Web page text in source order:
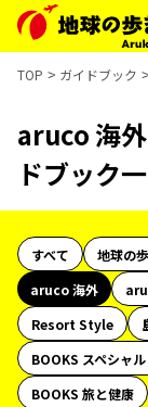
TOP ガイドブック
aruco 海
ドブック
すべて 地球の
aruco 海外
Resort Style
BOOKS スペシャ
BOOKS 旅と健康